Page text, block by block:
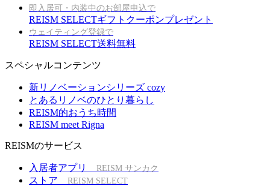
即入居可・内装中のお部屋申込で
REISM SELECTギフトクーポンプレゼント
ウェイティング登録で
REISM SELECT送料無料
スペシャルコンテンツ
新リノベーションシリーズ cozy
とあるリノベのひとり暮らし
REISM的おうち時間
REISM meet Rigna
REISMのサービス
入居者アプリ REISM サンカク
ストア REISM SELECT